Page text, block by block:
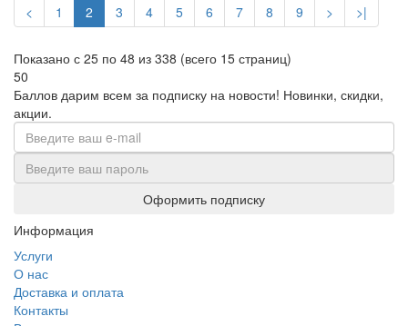
< 1 2 3 4 5 6 7 8 9 > >|
Показано с 25 по 48 из 338 (всего 15 страниц)
50
Баллов дарим всем за подписку на новости! Новинки, скидки,
акции.
Оформить подписку
Информация
Услуги
О нас
Доставка и оплата
Контакты